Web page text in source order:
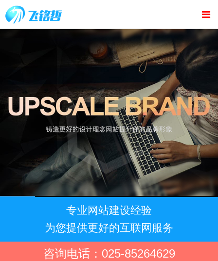
专业网站建设经验
为您提供更好的互联网服务
咨询电话：025-85264629